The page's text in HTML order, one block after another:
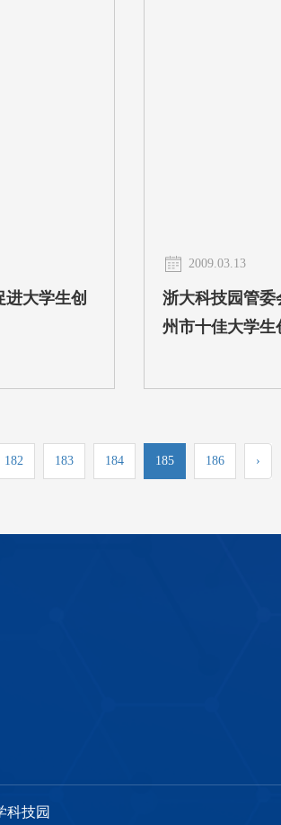
大学生创
2009.03.13
浙大科技园管委
州市十佳大学生
182 183 184 185 186 ›
科技园